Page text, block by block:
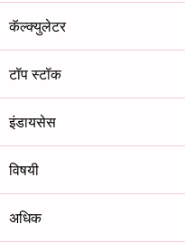
कॅल्क्युलेटर
टॉप स्टॉक
इंडायसेस
विषयी
अधिक